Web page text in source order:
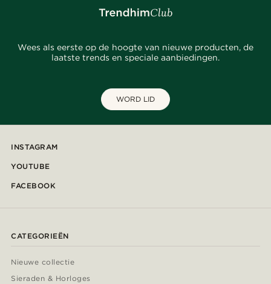
Wees als eerste op de hoogte van nieuwe producten, de
laatste trends en speciale aanbiedingen.
WORD LID
INSTAGRAM
YOUTUBE
FACEBOOK
CATEGORIEËN
Nieuwe collectie
Sieraden & Horloges